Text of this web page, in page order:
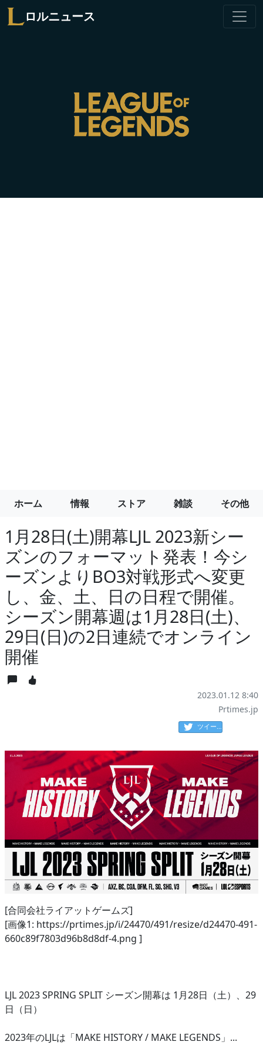
ロルニュース
ホーム 情報 ストア 雑談 その他
1月28日(土)開幕LJL 2023新シー
ズンのフォーマット発表！今シ
ーズンよりBO3対戦形式へ変更
し、金、土、日の日程で開催。
シーズン開幕週は1月28日(土)、
29日(日)の2日連続でオンライン
開催
2023.01.12 8:40
Prtimes.jp
ツイート
[合同会社ライアットゲームズ]
[画像1: https://prtimes.jp/i/24470/491/resize/d24470-491-
660c89f7803d96b8d8df-4.png ]
LJL 2023 SPRING SPLIT シーズン開幕は 1月28日（土）、29
日（日）
2023年のLJLは「MAKE HISTORY / MAKE LEGENDS」...